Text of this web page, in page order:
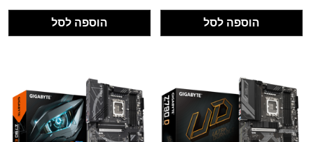
הוספה לסל הוספה לסל